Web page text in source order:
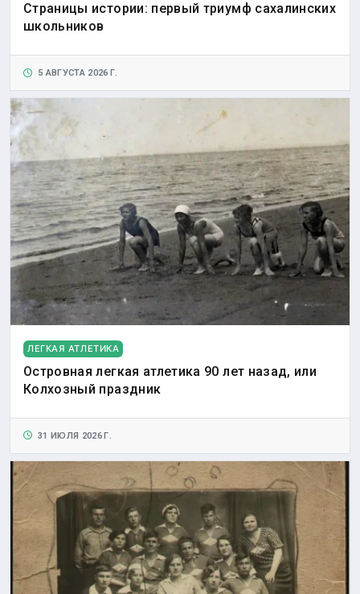
Страницы истории: первый триумф сахалинских
школьников
5 АВГУСТА 2026 Г.
ЛЕГКАЯ АТЛЕТИКА
Островная легкая атлетика 90 лет назад, или
Колхозный праздник
31 ИЮЛЯ 2026 Г.